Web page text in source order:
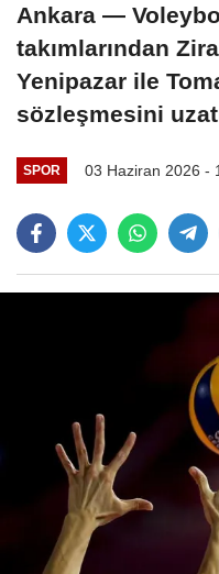
Ankara —
takımlarından
Yenipazar ile
sözleşmesini
SPOR 03 Haziran 2026 -